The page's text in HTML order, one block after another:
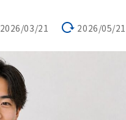
2026/03/21 2026/05/21